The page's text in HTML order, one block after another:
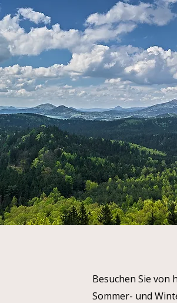
Besuchen Sie von
Sommer- und